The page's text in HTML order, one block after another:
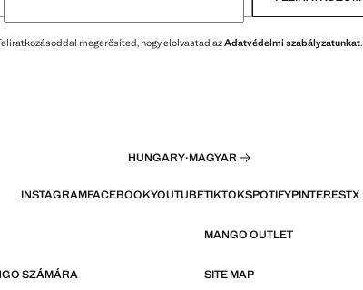
megerősíted, hogy elolvastad azAdatvédelmi szabályzatunkat.
HUNGARY·MAGYAR
INSTAGRAMFACEBOOKYOUTUBETIKTOKSPOTIFYPINTERESTX
MANGO OUTLET
SZÁMÁRA SITE MAP